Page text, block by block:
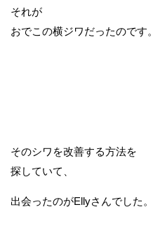
それが
おでこの横ジワだったのです。
そのシワを改善する方法を
探していて、
出会ったのがEllyさんでした。